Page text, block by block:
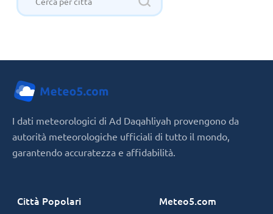
I dati meteorologici di Ad Daqahliyah provengono da
autorità meteorologiche ufficiali di tutto il mondo,
garantendo accuratezza e affidabilità.
Città Popolari Meteo5.com